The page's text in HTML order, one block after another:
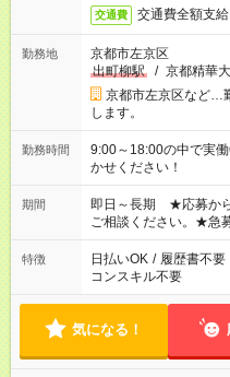
交通費 交通費全額支給
勤務地
京都市左京区
出町柳駅
/ 京都精華
京都市左京区など…
します。
勤務時間
9:00～18:00の中で実働6時間 ★あなたのご希望の
かせください！
期間
即日～長期 ★応募か
ご相談ください。★急
特徴 日払いOK / 履歴書不要
コンスキル不要
気になる！